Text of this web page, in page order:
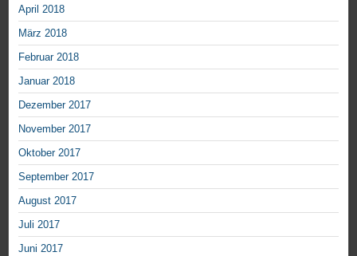
April 2018
März 2018
Februar 2018
Januar 2018
Dezember 2017
November 2017
Oktober 2017
September 2017
August 2017
Juli 2017
Juni 2017